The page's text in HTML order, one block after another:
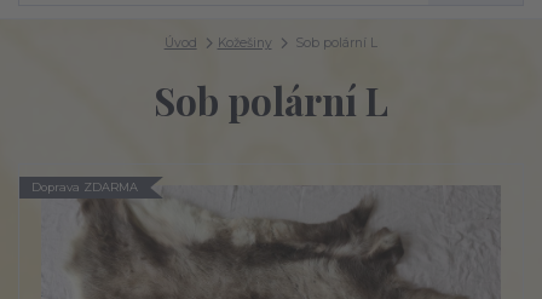
Úvod Kožešiny Sob polární L
Sob polární L
Doprava ZDARMA